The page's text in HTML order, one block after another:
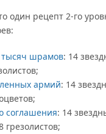
один рецепт 2-го
тысяч шрамов: 14
армий: 14
соглашения: 14
грезолистов;